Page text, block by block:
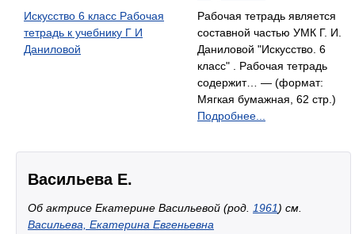
Искусство 6 класс Рабочая
тетрадь к учебнику Г И
Даниловой
Рабочая тетрадь является
составной частью УМК Г. И.
Даниловой "Искусство. 6
класс" . Рабочая тетрадь
содержит… — (формат:
Мягкая бумажная, 62 стр.)
Подробнее...
Васильева Е.
Об актрисе Екатерине Васильевой (род. 1961) см.
Васильева, Екатерина Евгеньевна